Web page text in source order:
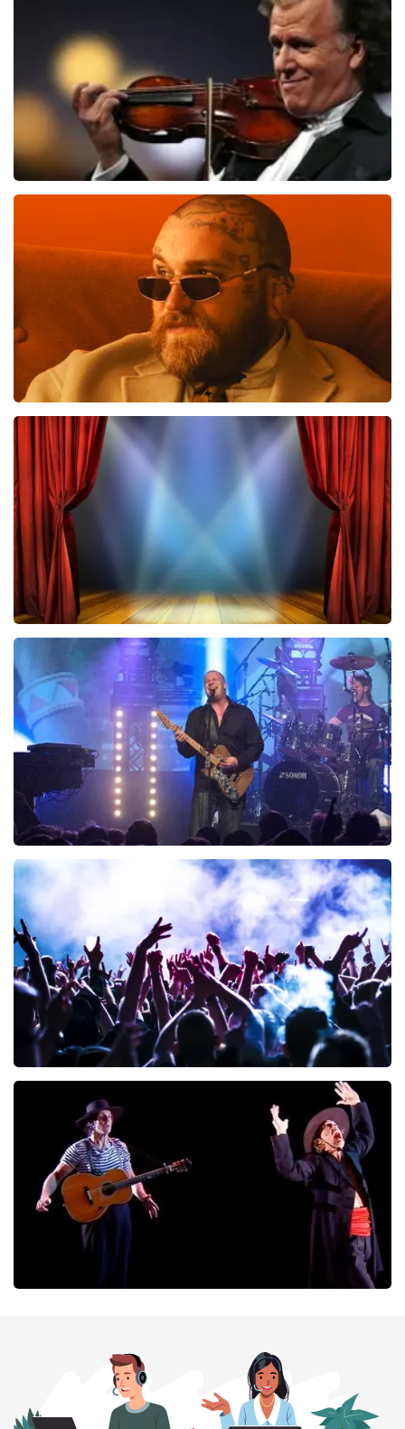
laatste 30 minuten
BESTEL NU
Teddy Swims
433 laatste 30 minuten
BESTEL NU
40 45 De Musical
243laatste 30 minuten
BESTEL NU
BESTEL NU
166laatste 30 minuten
BESTEL NU
BESTEL NU